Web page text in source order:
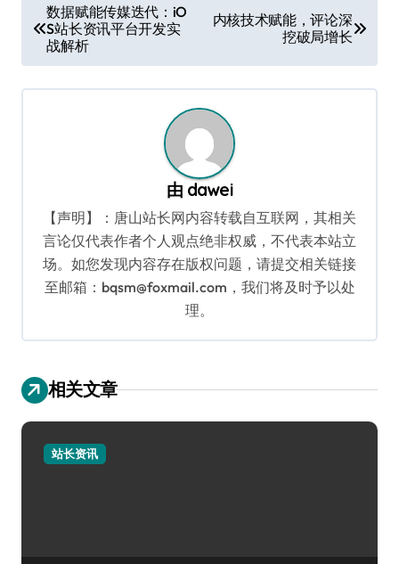
章
导
航
数据赋能传媒迭代：iO
S站长资讯平台开发实
战解析
内核技术赋能，评论深
挖破局增长
由 dawei
【声明】：唐山站长网内容转载自互联网，其相关
言论仅代表作者个人观点绝非权威，不代表本站立
场。如您发现内容存在版权问题，请提交相关链接
至邮箱：bqsm@foxmail.com，我们将及时予以处
理。
相关文章
站长资讯